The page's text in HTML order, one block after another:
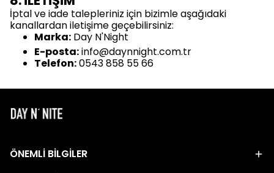
İptal ve iade talepleriniz için bizimle aşağıdaki
kanallardan iletişime geçebilirsiniz:
Marka: Day N'Night
E-posta:info@daynnight.com.tr
Telefon:0543 858 55 66
ÖNEMLİ BİLGİLER